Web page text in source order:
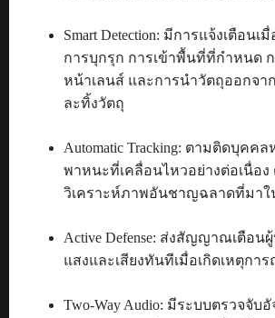
Smart Detection: มีการแจ้งเตือนเ
การบุกรุก การเข้าพื้นที่ที่กำหนด
หน้าเลนส์ และการนำวัตถุออกจา
ละทิ้งวัตถุ
Automatic Tracking: ตามติดบุคค
พาหนะที่เคลื่อนไหวอย่างต่อเนื่อง
วิเคราะห์ภาพอันชาญฉลาดที่มาใ
Active Defense: ส่งสัญญาณเตือน
แสงและเสียงทันทีเมื่อเกิดเหตุกา
Two-Way Audio: มีระบบตรวจจับ